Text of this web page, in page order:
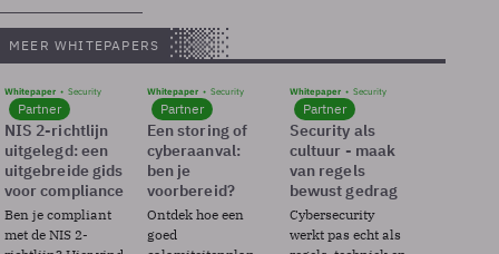
MEER WHITEPAPERS
Whitepaper Security
Partner
NIS 2-richtlijn
uitgelegd: een
uitgebreide gids
voor compliance
Ben je compliant
met de NIS 2-
Whitepaper Security
Partner
Een storing of
cyberaanval:
ben je
voorbereid?
Ontdek hoe een
goed
Whitepaper Security
Partner
Security als
cultuur - maak
van regels
bewust gedrag
Cybersecurity
werkt pas echt als